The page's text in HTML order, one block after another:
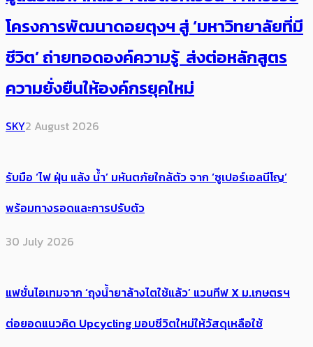
โครงการพัฒนาดอยตุงฯ สู่ ‘มหาวิทยาลัยที่มี
ชีวิต’ ถ่ายทอดองค์ความรู้ ส่งต่อหลักสูตร
ความยั่งยืนให้องค์กรยุคใหม่
SKY2 August 2026
รับมือ ‘ไฟ ฝุ่น แล้ง น้ำ’ มหันตภัยใกล้ตัว จาก ‘ซูเปอร์เอลนีโญ’
พร้อมทางรอดและการปรับตัว
30 July 2026
แฟชั่นไอเทมจาก ‘ถุงน้ำยาล้างไตใช้แล้ว’ แวนทีฟ X ม.เกษตรฯ
ต่อยอดแนวคิด Upcycling มอบชีวิตใหม่ให้วัสดุเหลือใช้